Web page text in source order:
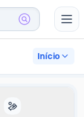
Início